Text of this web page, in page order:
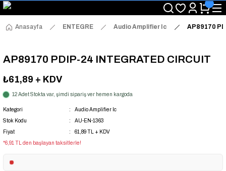
"Saat 14:00'a Kadar Verilen Siparişlerde Aynı Gün Kargo Avantajı!
"Binlerce Ürün Çeşitliliği ile Stoktan Hemen Teslim."
"Toptan Fiyatına Perakende Satış Avantajını Kaçırmayın!"
Anasayfa ENTEGRE Audio Amplifier Ic AP89170
AP89170 PDIP-24 INTEGRATED CIRCUIT
₺61,89 + KDV
12 Adet Stokta var, şimdi sipariş ver hemen kargoda
Kategori
Audio Amplifier Ic
Stok Kodu
AU-EN-1363
Fiyat
61,89 TL + KDV
*6,91 TL den başlayan taksitlerle!